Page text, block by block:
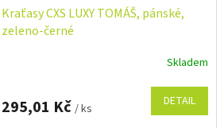
Kraťasy CXS LUXY TOMÁŠ, pánské,
zeleno-černé
Skladem
295,01 Kč / ks DETAIL